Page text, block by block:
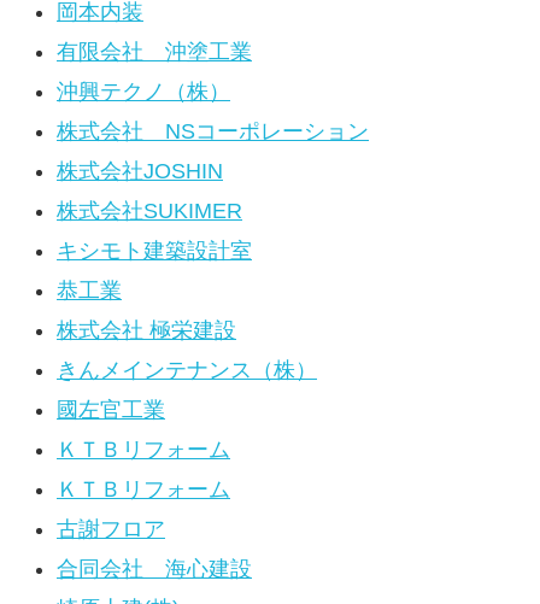
岡本内装
有限会社 沖塗工業
沖興テクノ（株）
株式会社 NSコーポレーション
株式会社JOSHIN
株式会社SUKIMER
キシモト建築設計室
恭工業
株式会社 極栄建設
きんメインテナンス（株）
國左官工業
ＫＴＢリフォーム
ＫＴＢリフォーム
古謝フロア
合同会社 海心建設